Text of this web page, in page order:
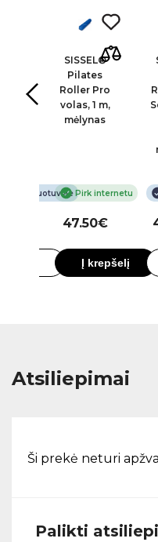
parduotuvėje
SISSEL®
Pilates
Roller Pro
volas, 1 m,
mėlynas
Pirk internetu
47.50€
Į krepšelį
Atsiliepimai
Ši prekė neturi
Palikti